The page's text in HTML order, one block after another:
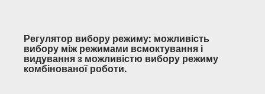
Регулятор вибору режиму: можливість
вибору між режимами всмоктування і
видування з можливістю вибору режиму
комбінованої роботи.